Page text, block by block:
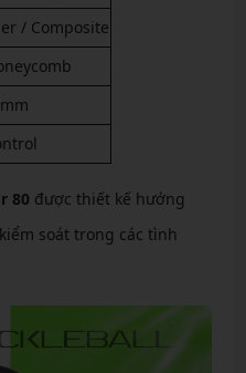
/ Composite
80 được thiết kế hướng
soát trong các tình